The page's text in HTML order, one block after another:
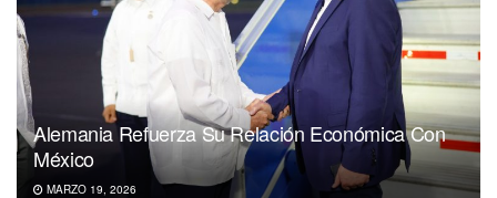
Alemania Refuerza Su Relación Económica Con
México
MARZO 19, 2026